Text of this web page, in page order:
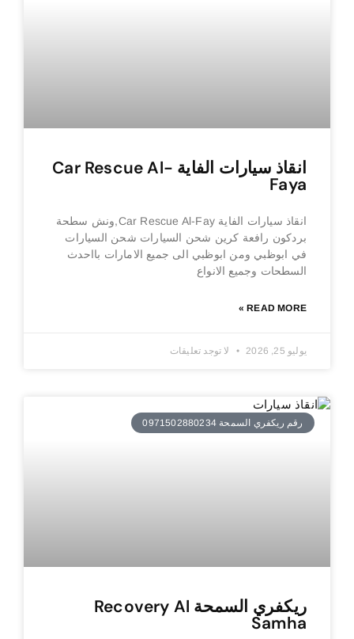
انقاذ سيارات الفاية Car Rescue Al-
Faya
انقاذ سيارات الفاية Car Rescue Al-Fay,ونش سطحة
بردكون رافعة كرين شحن السيارات شحن السيارات
في ابوظبي ومن ابوظبي الى جميع الامارات بااحدث
السطحات وجميع الانواع
READ MORE »
يوليو 25, 2026 لا توجد تعليقات
رقم ريكفري السمحة 0971502880234
ريكفري السمحة Recovery Al
Samha